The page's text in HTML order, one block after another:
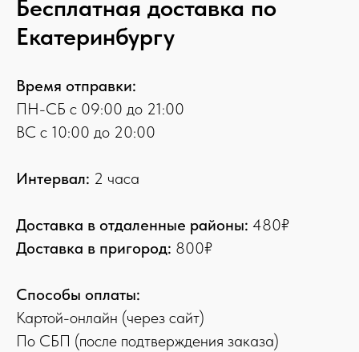
Бесплатная доставка по
Екатеринбургу
Время отправки:
ПН-СБ с 09:00 до 21:00
ВС с 10:00 до 20:00
Интервал: 2 часа
Доставка в отдаленные районы: 480₽
Доставка в пригород: 800₽
Способы оплаты:
Картой-онлайн (через сайт)
По СБП (после подтверждения заказа)